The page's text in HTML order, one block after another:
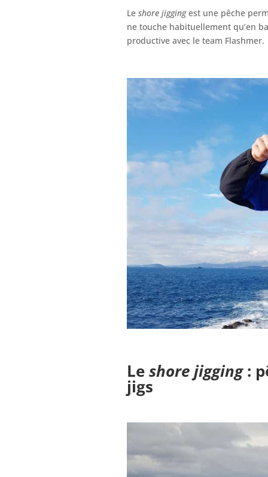
Le shore jiggingest une pêche
ne touche habituellement qu’en
productive avec le team Flashmer.
Leshore jigging:
jigs